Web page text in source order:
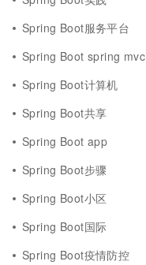
Spring Boot服务平台
Spring Boot spring mvc
Spring Boot计算机
Spring Boot共享
Spring Boot app
Spring Boot步骤
Spring Boot小区
Spring Boot国际
Spring Boot疫情防控